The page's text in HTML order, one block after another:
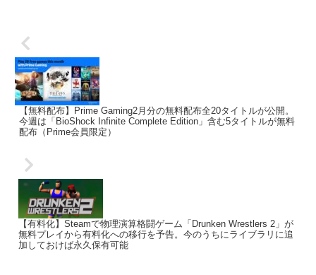
【無料配布】Prime Gaming2月分の無料配布全20タイトルが公開。
今週は「BioShock Infinite Complete Edition」含む5タイトルが無料
配布（Prime会員限定）
【有料化】Steamで物理演算格闘ゲーム「Drunken Wrestlers 2」が
無料プレイから有料化への移行を予告。今のうちにライブラリに追
加しておけば永久保有可能